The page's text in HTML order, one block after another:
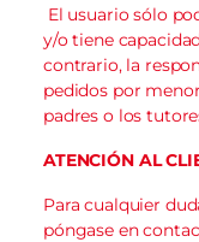
El usuario sólo
y/o tiene
contrario, la
pedidos por
padres o los
ATENCIÓN AL
Para cualquier
póngase en